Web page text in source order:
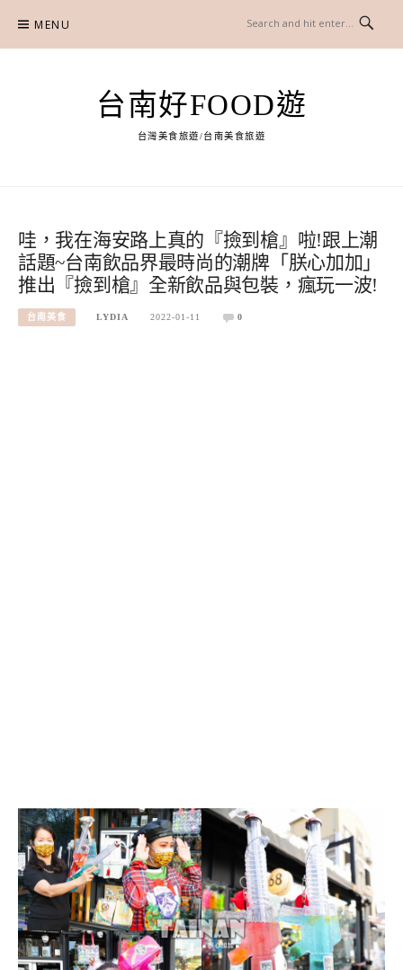
content
MENU
台南好FOOD遊
台灣美食旅遊/台南美食旅遊
哇，我在海安路上真的『撿到槍』啦!跟上潮
話題~台南飲品界最時尚的潮牌「朕心加加」
推出『撿到槍』全新飲品與包裝，瘋玩一波!
台南美食 LYDIA 2022-01-11 0